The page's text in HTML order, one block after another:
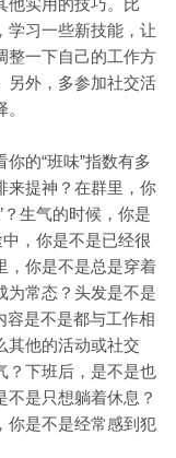
他实用的技巧。比
学习一些新技能，让
整一下自己的工作方
另外，多参加社交活
的“班味”指数有多
来提神？在群里，你
生气的时候，你是
，你是不是已经很
，你是不是总是穿着
为常态？头发是不是
容是不是都与工作相
其他的活动或社交
？下班后，是不是也
是只想躺着休息？
你是不是经常感到犯